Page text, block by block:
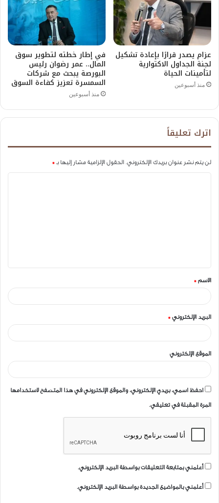
عزام يصدر قرارًا بإعادة تشكيل
لجنة الجداول الاكتوارية
لتأمينات الحياة
منذ أسبوعين
في إطار خطته لتطوير سوق
المال.. عمر رضوان رئيس
البورصة يبحث مع شركات
السمسرة تعزيز كفاءة السوق
منذ أسبوعين
اترك تعليقاً
لن يتم نشر عنوان بريدك الإلكتروني. الحقول الإلزامية مشار إليها بـ*
ق
*
الاسم *
البريد الإلكتروني *
الموقع الإلكتروني
احفظ اسمي، بريدي الإلكتروني، والموقع الإلكتروني في هذا المتصفح لاستخدامها
المرة المقبلة في تعليقي.
أعلمني بمتابعة التعليقات بواسطة البريد الإلكتروني.
أعلمني بالمواضيع الجديدة بواسطة البريد الإلكتروني.